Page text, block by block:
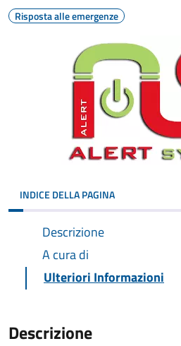
Risposta alle emergenze
INDICE DELLA PAGINA
Descrizione
A cura di
Ulteriori Informazioni
Descrizione